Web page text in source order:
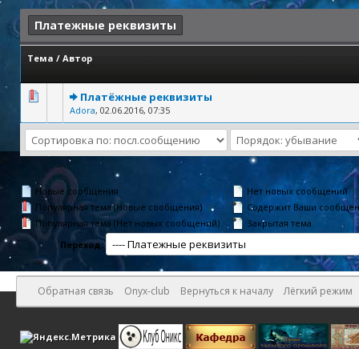
Платежные реквизиты
Тема / Автор
Платёжные реквизиты
Adora, 02.06.2016, 07:35
Голосов: 0 - Средняя оценка: 0 из 5
12345
Новые сообщения
Популярная тема (Новые сообщения)
Популярная тема (Нет новых сообщений)
Нет новых сообщений
Содержит Ваши
Закрытая тема
Переход:
Обратная связь Onyx-club Вернуться к началу Лёгкий режим